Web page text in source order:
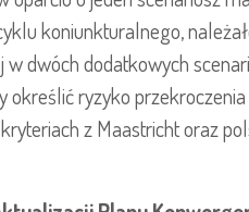
koniunkturalnego,
dwóch dodatkowych
określić ryzyko
z Maastricht oraz